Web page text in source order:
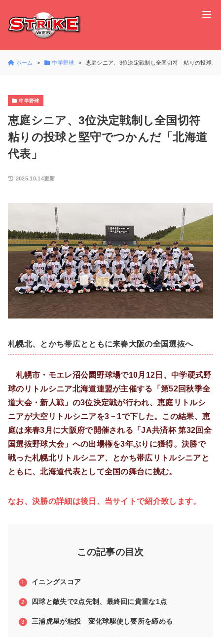
ホーム 中学野球 恵庭シニア、3位決定戦制し全国切符 粘りの投球と
中学野球
恵庭シニア、3位決定戦制し全国切符
粘りの投球と堅守でつかんだ「北海道
代表」
2025.10.14更新
札幌北、とかち帯広とともに来春大阪の全国選抜へ
札幌市・モエレ沼公園野球場で10月12日、中学硬式野
球のリトルシニア北海道連盟が主催する「第52回秋季全
道大会・新人戦」の3位決定戦が行われ、恵庭リトルシ
ニアが大空リトルシニアを3－1で下した。この結果、恵
庭は来春3月に大阪府で開催される「JA共済杯 第32回全
国選抜野球大会」への出場権を3年ぶりに獲得。決勝で
戦った札幌北リトルシニア、とかち帯広リトルシニアと
ともに、北海道代表として全国の舞台に挑む。
なお、決勝の詳細は後日、当サイトで紹介致します。
この記事の目次
イニングスコア
四球と敵失で2点先制、最終回に貴重な1点
三浦虎星が粘投 変化球駆使し要所を締める